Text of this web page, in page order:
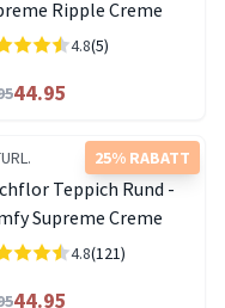
Ripple Creme
4.8(5)
44.95
25% RABATT
Teppich Rund -
Supreme Creme
4.8(121)
44.95